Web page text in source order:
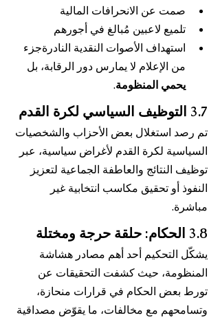
صمت عن الانحرافات المالية
تلميع لاعبين مُبالغ في أجورهم
استهداف الأصوات النقدية النادرةجزء
من الإعلام لا يمارس دور الرقابة، بل
يحمي المنظومة.
3.7 التوظيف السياسي لكرة القدم
تم رصد استغلال بعض الأحزاب والشخصيات
السياسية لكرة القدم لأغراض سياسية، عبر
توظيف النتائج والعاطفة الجماعية لتعزيز
النفوذ أو تحقيق مكاسب انتخابية غير
مباشرة.
3.8 الحكام: حلقة حرجة ومختلة
يشكّل التحكيم أحد أهم مصادر هشاشة
المنظومة، حيث كشفت التحقيقات عن
تورط بعض الحكام في قرارات منحازة،
وتسامحهم مع مخالفات، ما يقوّض مصداقية